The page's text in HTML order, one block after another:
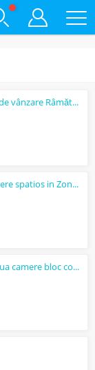
Casă modernă Parter+etaj de vânzare Râmătuele zonă Păulești
Vanzare apartament 2 camere spatios in Zona Enachita vacarescu
De vanzare apartament doua camere bloc consolidat, separatie gaze.